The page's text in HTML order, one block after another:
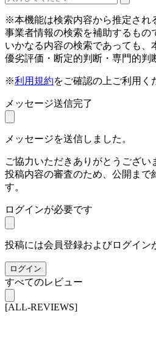
※本機能は検索内容から推定され
事業者情報の検索を補助するもの
いかなる内容の検索であっても、
優劣評価・断定的判断・専門的判
※利用規約をご確認の上ご利用く
メッセージ送信完了
メッセージを送信しました。
ご協力いただきありがとうござい
投稿内容の審査のため、公開まで
す。
ログインが必要です
投稿には会員登録およびログイン
ログイン
すべてのレビュー
[ALL-REVIEWS]